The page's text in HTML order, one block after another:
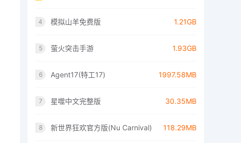
4 模拟山羊免费版 1.21GB
5 萤火突击手游 1.93GB
6 Agent17(特工17) 1997.58MB
7 星噬中文完整版 30.35MB
8 新世界狂欢官方版(Nu Carnival) 118.29MB